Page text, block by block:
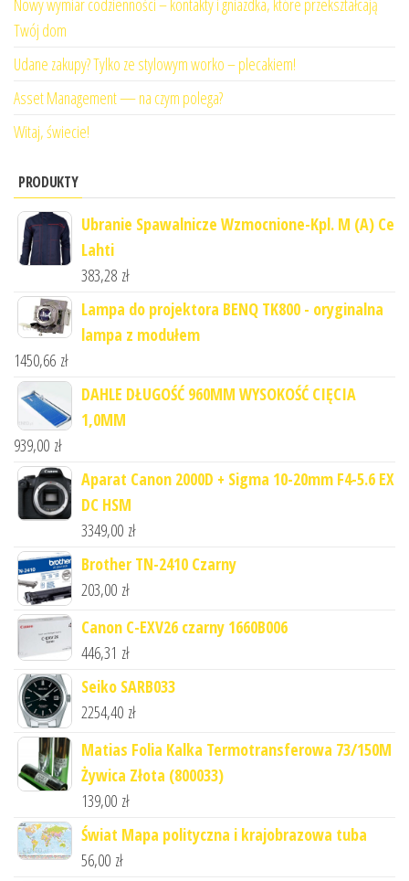
Twój dom
Udane zakupy? Tylko ze stylowym worko – plecakiem!
Asset Management — na czym polega?
Witaj, świecie!
PRODUKTY
Ubranie Spawalnicze Wzmocnione-Kpl. M (A) Ce
Lahti
383,28 zł
Lampa do projektora BENQ TK800 - oryginalna
lampa z modułem
1450,66 zł
DAHLE DŁUGOŚĆ 960MM WYSOKOŚĆ CIĘCIA
1,0MM
939,00 zł
Aparat Canon 2000D + Sigma 10-20mm F4-5.6 EX
DC HSM
3349,00 zł
Brother TN-2410 Czarny
203,00 zł
Canon C-EXV26 czarny 1660B006
446,31 zł
Seiko SARB033
2254,40 zł
Matias Folia Kalka Termotransferowa 73/150M
Żywica Złota (800033)
139,00 zł
Świat Mapa polityczna i krajobrazowa tuba
56,00 zł